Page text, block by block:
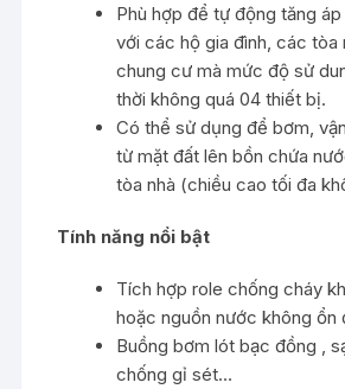
Phù hợp để tự động tăng
với các hộ gia đình, các tòa
chung cư mà mức độ sử
thời không quá 04 thiết bị.
Có thể sử dụng để bơm,
từ mặt đất lên bồn chứa
tòa nhà (chiều cao tối đa
Tính năng nổi bật
Tích hợp role chống cháy
hoặc nguồn nước không ổn
Buồng bơm lót bạc đồng ,
chống gỉ sét…